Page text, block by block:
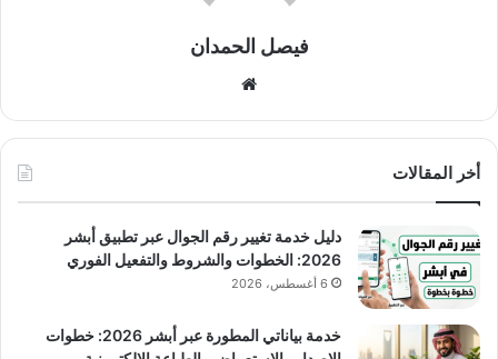
فيصل الحمدان
الوي
أخر المقالات
دليل خدمة تغيير رقم الجوال عبر تطبيق أبشر
2026: الخطوات والشروط والتفعيل الفوري
6 أغسطس، 2026
خدمة بياناتي المطورة عبر أبشر 2026: خطوات